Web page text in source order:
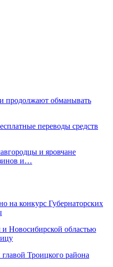
продолжают обманывать
переводы средств
и яровчане
и…
на конкурс Губернаторских
Новосибирской областью
Троицкого района